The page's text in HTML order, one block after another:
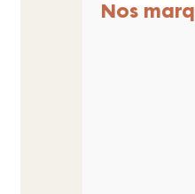
Nos